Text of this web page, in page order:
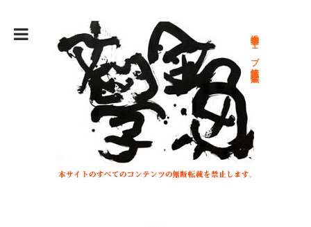
総合文学ウェブ情報誌 文学金魚